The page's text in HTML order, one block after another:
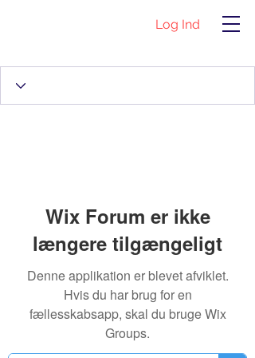
Log Ind
Wix Forum er ikke
længere tilgængeligt
Denne applikation er blevet afviklet.
Hvis du har brug for en
fællesskabsapp, skal du bruge Wix
Groups.